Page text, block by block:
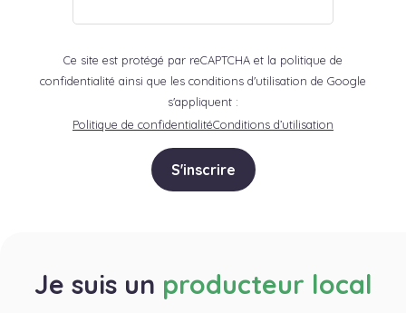
Ce site est protégé par reCAPTCHA et la politique de
confidentialité ainsi que les conditions d'utilisation de Google
s'appliquent :
Politique de confidentialitéConditions d’utilisation
S'inscrire
Je suis un producteur local